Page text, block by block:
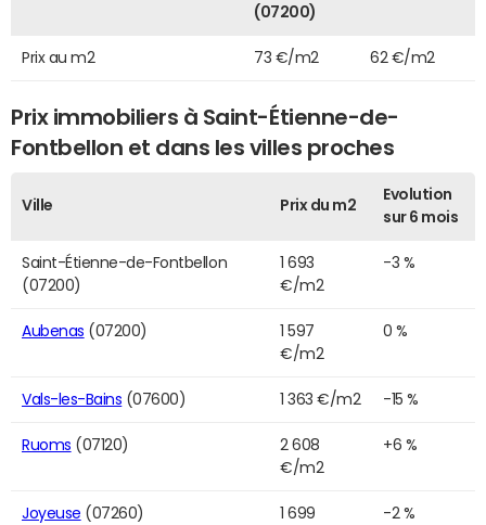
(07200)
Prix au m2 73 €/m2 62 €/m2
Prix immobiliers à Saint-Étienne-de-
Fontbellon et dans les villes proches
Ville Prix du m2
Evolution
sur 6 mois
Saint-Étienne-de-Fontbellon
(07200)
1 693
€/m2
-3 %
Aubenas (07200)
1 597
€/m2
0 %
Vals-les-Bains (07600) 1 363 €/m2 -15 %
Ruoms (07120)
2 608
€/m2
+6 %
Joyeuse (07260)
1 699
-2 %